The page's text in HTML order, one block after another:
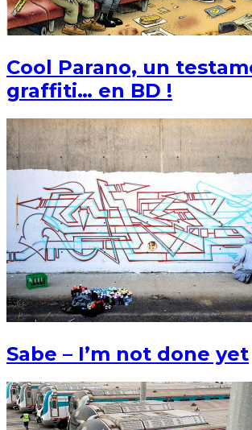
Cool Parano, un
graffiti… en BD !
Sabe – I’m not done yet